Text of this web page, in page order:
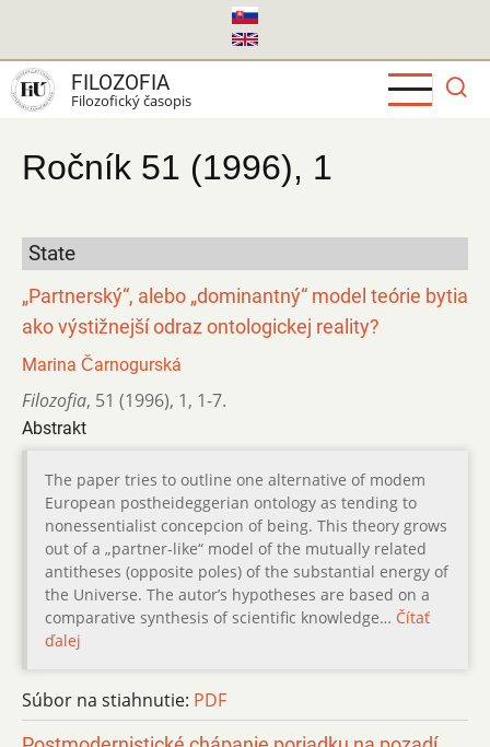
hlavný
obsah
FILOZOFIA
Filozofický časopis
Ročník 51 (1996), 1
State
„Partnerský“, alebo „dominantný“ model teórie bytia
ako výstižnejší odraz ontologickej reality?
Marina Čarnogurská
Filozofia, 51 (1996), 1, 1-7.
Abstrakt
The paper tries to outline one alternative of modem
European postheideggerian ontology as tending to
nonessentialist concepcion of being. This theory grows
out of a „partner-like“ model of the mutually related
antitheses (opposite poles) of the substantial energy of
the Universe. The autor’s hypotheses are based on a
comparative synthesis of scientific knowledge… Čítať
ďalej
Súbor na stiahnutie: PDF